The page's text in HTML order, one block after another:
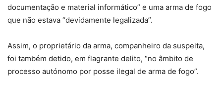
documentação e material informático” e uma arma de fogo
que não estava “devidamente legalizada”.
Assim, o proprietário da arma, companheiro da suspeita,
foi também detido, em flagrante delito, “no âmbito de
processo autónomo por posse ilegal de arma de fogo”.